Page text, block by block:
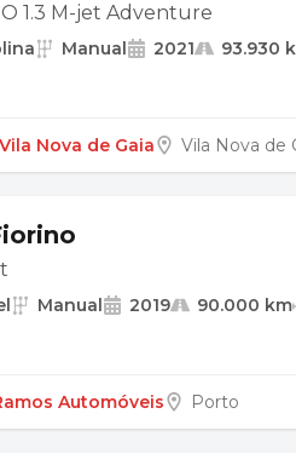
1.3 M-jet Adventure
Manual 2021 93.930
Nova de Gaia Vila Nova de
Manual 2019 90.000 km
Automóveis Porto